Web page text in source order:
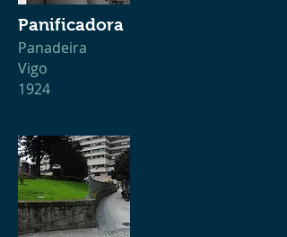
Panificadora
Panadeira
Vigo
1924